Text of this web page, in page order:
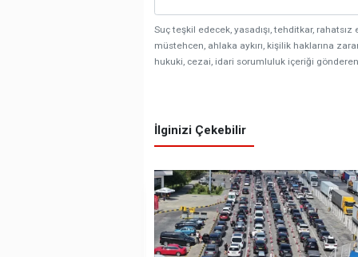
Suç teşkil edecek, yasadışı, tehditkar,
müstehcen, ahlaka aykırı, kişilik haklarına
hukuki, cezai, idari sorumluluk içeriği
İlginizi Çekebilir